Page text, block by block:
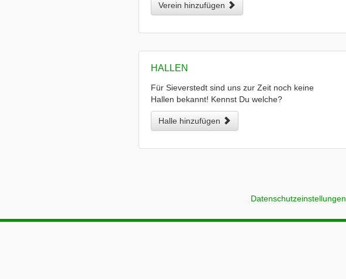
Verein hinzufügen
HALLEN
Für Sieverstedt sind uns zur Zeit noch keine
Hallen bekannt! Kennst Du welche?
Halle hinzufügen
Datenschutzeinstellungen